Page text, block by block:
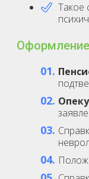
Такое